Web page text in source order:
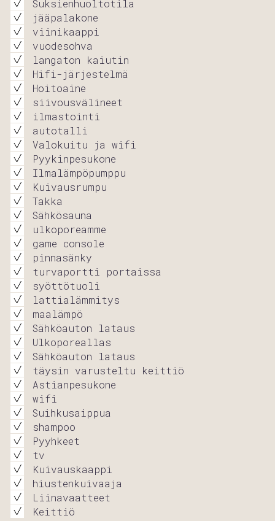
Suksienhuoltotila
jääpalakone
viinikaappi
vuodesohva
langaton kaiutin
Hifi-järjestelmä
Hoitoaine
siivousvälineet
ilmastointi
autotalli
Valokuitu ja wifi
Pyykinpesukone
Ilmalämpöpumppu
Kuivausrumpu
Takka
Sähkösauna
ulkoporeamme
game console
pinnasänky
turvaportti portaissa
syöttötuoli
lattialämmitys
maalämpö
Sähköauton lataus
Ulkoporeallas
Sähköauton lataus
täysin varusteltu keittiö
Astianpesukone
wifi
Suihkusaippua
shampoo
Pyyhkeet
tv
Kuivauskaappi
hiustenkuivaaja
Liinavaatteet
Keittiö